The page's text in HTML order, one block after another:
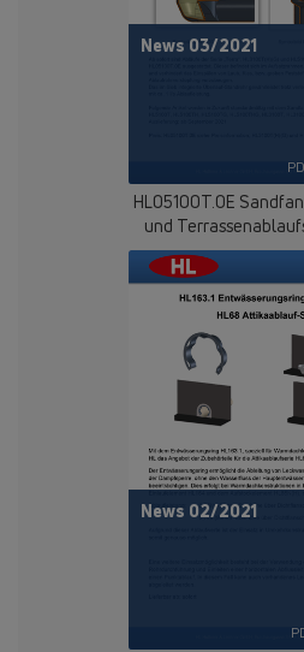
News 03/2021
HL05100T.0E
und
News 02/2021